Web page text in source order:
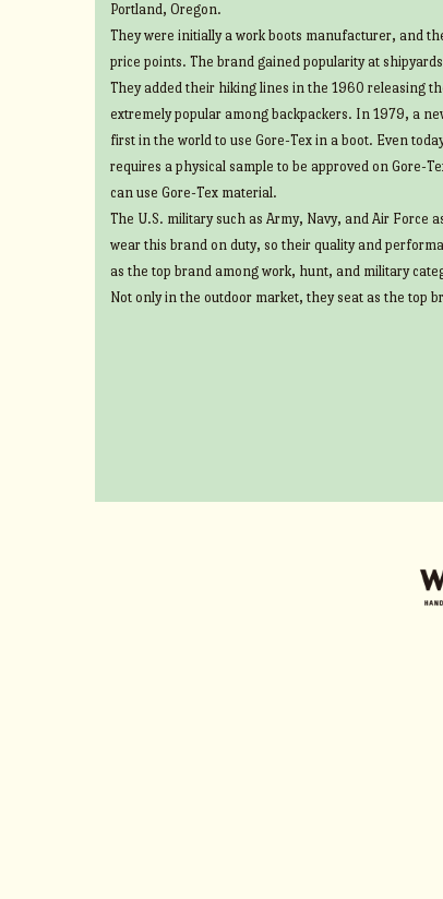
Portland, Oregon.
They were initially a work boots manufacturer, and
price points. The brand gained popularity at
They added their hiking lines in the 1960 releasing
extremely popular among backpackers. In 1979, a
first in the world to use Gore-Tex in a boot. Even
requires a physical sample to be approved on Gore-
can use Gore-Tex material.
The U.S. military such as Army, Navy, and Air Force
wear this brand on duty, so their quality and
as the top brand among work, hunt, and military
Not only in the outdoor market, they seat as the top